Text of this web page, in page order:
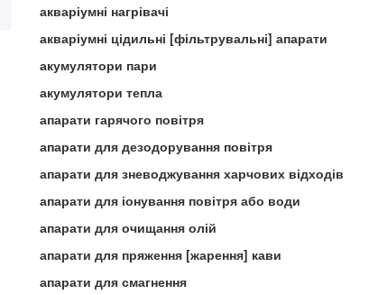
акваріумні нагрівачі
акваріумні цідильні [фільтрувальні] апарати
акумулятори пари
акумулятори тепла
апарати гарячого повітря
апарати для дезодорування повітря
апарати для зневоджування харчових відходів
апарати для іонування повітря або води
апарати для очищання олій
апарати для пряження [жарення] кави
апарати для смагнення